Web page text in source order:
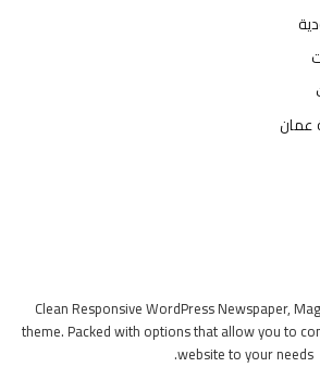
عمان
Clean Responsive WordPress Newspaper,
theme. Packed with options that allow you to
website to your needs.